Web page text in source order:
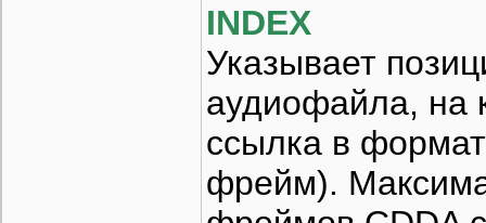
INDEX
Указывает
аудиофайла, на
ссылка в
фрейм).